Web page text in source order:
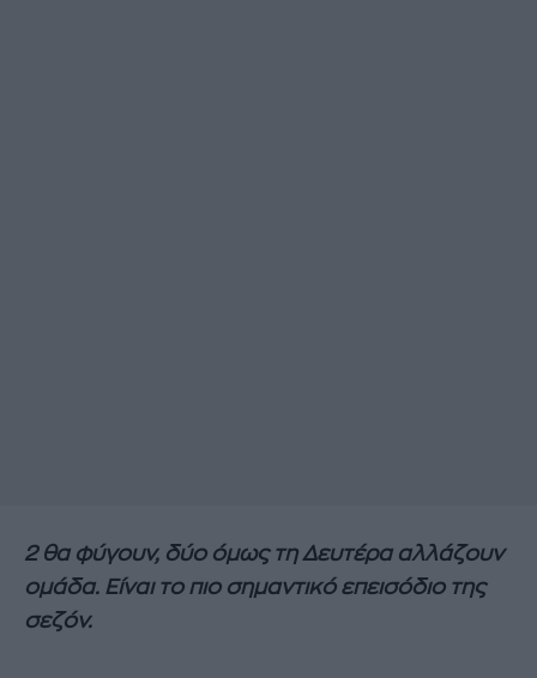
2 θα φύγουν, δύο όμως τη Δευτέρα αλλάζουν
ομάδα. Είναι το πιο σημαντικό επεισόδιο της
σεζόν.